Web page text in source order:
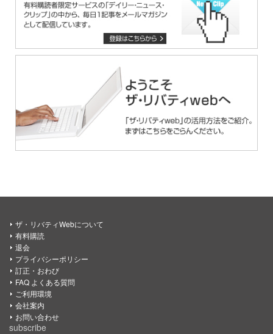
ザ・リバティWebについて
有料購読
退会
プライバシーポリシー
訂正・おわび
FAQ よくある質問
ご利用環境
会社案内
お問い合わせ
subscribe